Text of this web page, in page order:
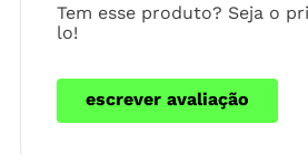
Tem esse produto? Seja o
lo!
escrever avaliação